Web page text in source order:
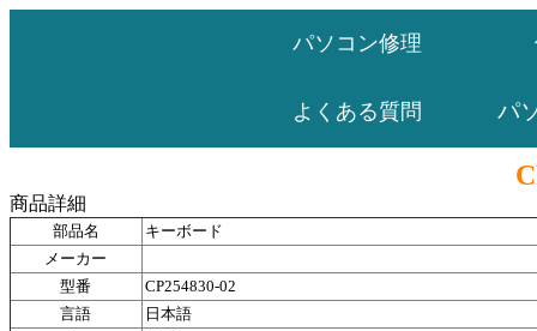
パソコン修理
よくある質問 パ
商品詳細
部品名
キーボード
メーカー
型番
CP254830-02
言語
日本語